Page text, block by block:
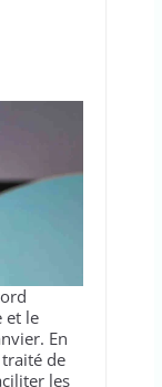
et le
En
de
les